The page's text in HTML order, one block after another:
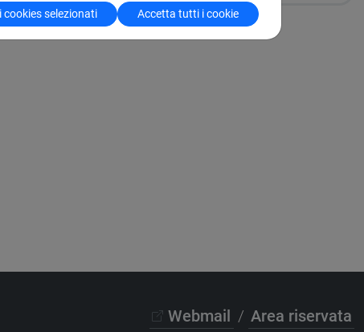
Webmail / Area riservata
cookies selezionati Accetta tutti i cookie